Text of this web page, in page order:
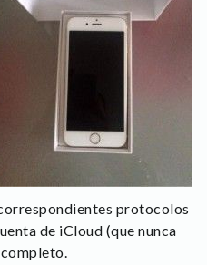
protocolos
de iCloud (que nunca